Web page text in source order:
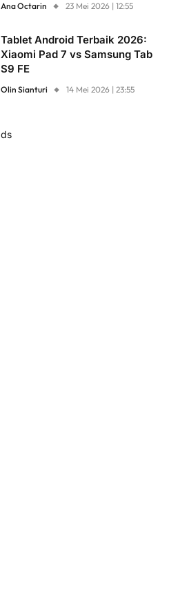
Ana Octarin 23 Mei 2026 | 12:55
Tablet Android Terbaik 2026:
Xiaomi Pad 7 vs Samsung Tab
S9 FE
Olin Sianturi 14 Mei 2026 | 23:55